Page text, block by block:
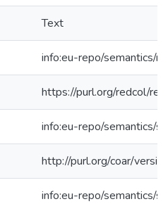
Text
info:eu-repo/semantics/
https://purl.org/redcol/
info:eu-repo/semantics/
http://purl.org/coar/
info:eu-repo/semantics/